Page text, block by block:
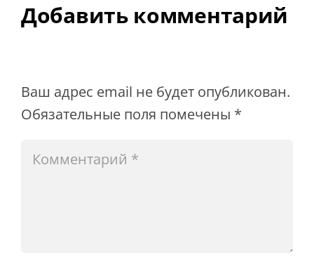
Добавить комментарий
Ваш адрес email не будет опубликован.
Обязательные поля помечены *